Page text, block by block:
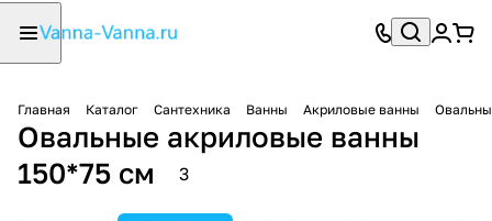
Главная Каталог Сантехника Ванны Акриловые ванны
Овальные акриловые ванны
150*75 см
3